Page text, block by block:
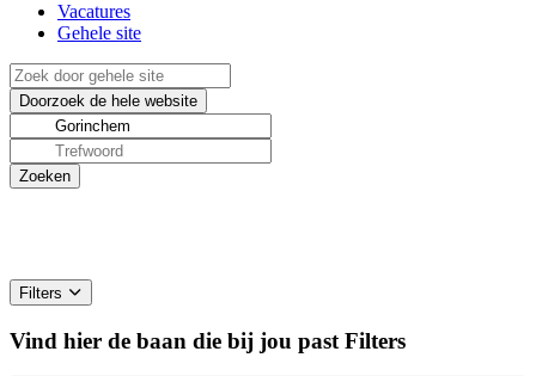
Vacatures
Gehele site
Filters
Vind hier de baan die bij jou past Filters